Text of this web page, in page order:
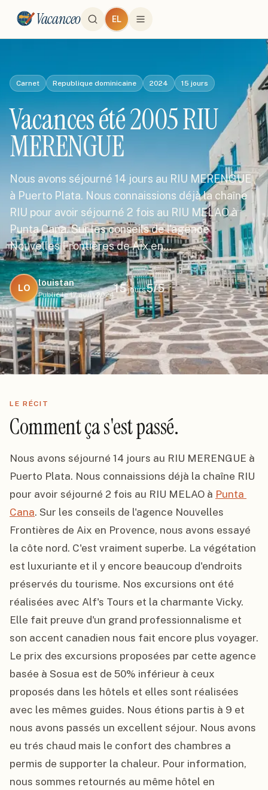
Vacanceo EL
Carnet Republique dominicaine 2024 15 jours
Vacances été 2005 RIU
MERENGUE
Nous avons séjourné 14 jours au RIU MERENGUE
à Puerto Plata. Nous connaissions déjà la chaîne
RIU pour avoir séjourné 2 fois au RIU MELAO à
Punta Cana. Sur les conseils de l'agence
Nouvelles Frontières de Aix en…
LO
louistan
Publié le 17 août 2024
15jours5/5
LE RÉCIT
Comment ça s'est passé.
Nous avons séjourné 14 jours au RIU MERENGUE à
Puerto Plata. Nous connaissions déjà la chaîne RIU
pour avoir séjourné 2 fois au RIU MELAO à Punta
Cana. Sur les conseils de l'agence Nouvelles
Frontières de Aix en Provence, nous avons essayé
la côte nord. C'est vraiment superbe. La végétation
est luxuriante et il y encore beaucoup d'endroits
préservés du tourisme. Nos excursions ont été
réalisées avec Alf's Tours et la charmante Vicky.
Elle fait preuve d'un grand professionnalisme et
son accent canadien nous fait encore plus voyager.
Le prix des excursions proposées par cette agence
basée à Sosua est de 50% inférieur à ceux
proposés dans les hôtels et elles sont réalisées
avec les mêmes guides. Nous étions partis à 9 et
nous avons passés un excellent séjour. Nous avons
eu trés chaud mais le confort des chambres a
permis de supporter la chaleur. Pour information,
nous sommes retournés au même hôtel en